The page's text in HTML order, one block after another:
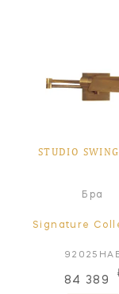
STUDIO
Бра
Signature
84 389